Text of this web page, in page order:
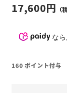
17,600
なら
160 ポイント付与